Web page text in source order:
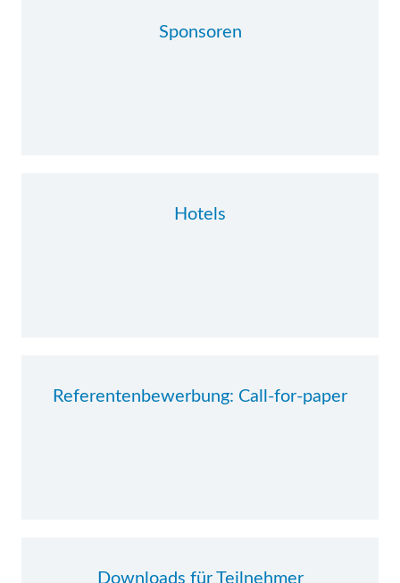
Sponsoren
Hotels
Referentenbewerbung: Call-for-paper
Downloads für Teilnehmer